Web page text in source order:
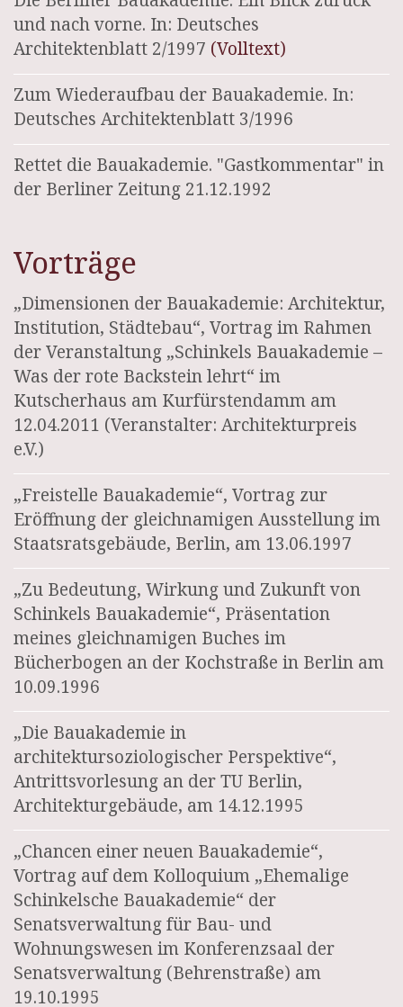
und nach vorne. In: Deutsches
Architektenblatt 2/1997 (Volltext)
Zum Wiederaufbau der Bauakademie. In:
Deutsches Architektenblatt 3/1996
Rettet die Bauakademie. "Gastkommentar" in
der Berliner Zeitung 21.12.1992
Vorträge
„Dimensionen der Bauakademie: Architektur,
Institution, Städtebau“, Vortrag im Rahmen
der Veranstaltung „Schinkels Bauakademie –
Was der rote Backstein lehrt“ im
Kutscherhaus am Kurfürstendamm am
12.04.2011 (Veranstalter: Architekturpreis
e.V.)
„Freistelle Bauakademie“, Vortrag zur
Eröffnung der gleichnamigen Ausstellung im
Staatsratsgebäude, Berlin, am 13.06.1997
„Zu Bedeutung, Wirkung und Zukunft von
Schinkels Bauakademie“, Präsentation
meines gleichnamigen Buches im
Bücherbogen an der Kochstraße in Berlin am
10.09.1996
„Die Bauakademie in
architektursoziologischer Perspektive“,
Antrittsvorlesung an der TU Berlin,
Architekturgebäude, am 14.12.1995
„Chancen einer neuen Bauakademie“,
Vortrag auf dem Kolloquium „Ehemalige
Schinkelsche Bauakademie“ der
Senatsverwaltung für Bau- und
Wohnungswesen im Konferenzsaal der
Senatsverwaltung (Behrenstraße) am
19.10.1995